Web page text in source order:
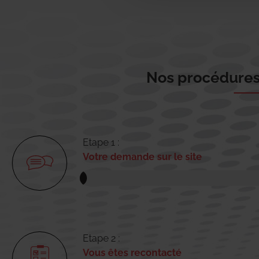
Nos
Etape 1 :
Votre demande sur le site
Etape 2 :
Vous êtes recontacté